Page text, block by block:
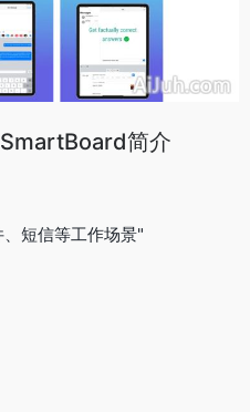
简介
短信等工作场景"